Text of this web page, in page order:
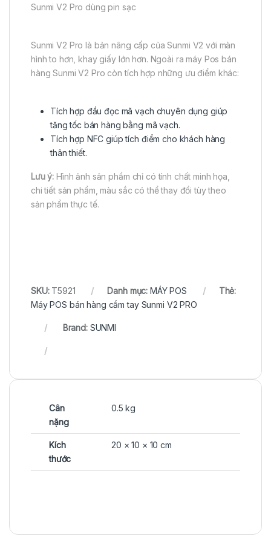
Sunmi V2 Pro dùng pin sạc
Sunmi V2 Pro là bản nâng cấp của Sunmi V2 với màn
hình to hơn, khay giấy lớn hơn. Ngoài ra máy Pos bán
hàng Sunmi V2 Pro còn tích hợp những ưu điểm khác:
Tích hợp đầu đọc mã vạch chuyên dụng giúp
tăng tốc bán hàng bằng mã vạch.
Tích hợp NFC giúp tích điểm cho khách hàng
thân thiết.
Lưu ý: Hình ảnh sản phẩm chỉ có tính chất minh họa,
chi tiết sản phẩm, màu sắc có thể thay đổi tùy theo
sản phẩm thực tế.
SKU: T5921 Danh mục: MÁY POS
Thẻ:
Máy POS bán hàng cầm tay Sunmi V2 PRO
Brand: SUNMI
Cân
nặng
0.5 kg
Kích
thước
20 × 10 × 10 cm